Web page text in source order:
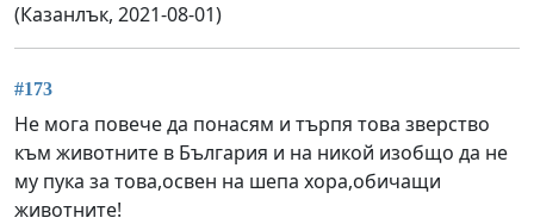
(Казанлък, 2021-08-01)
#173
Не мога повече да понасям и търпя това зверство
към животните в България и на никой изобщо да не
му пука за това,освен на шепа хора,обичащи
животните!